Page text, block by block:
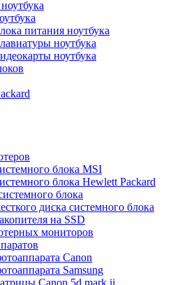
питания ноутбука
ноутбука
ноутбука
блока MSI
блока Hewlett Packard
блока
диска системного блока
на SSD
мониторов
Canon
Samsung
Canon 5d mark ii